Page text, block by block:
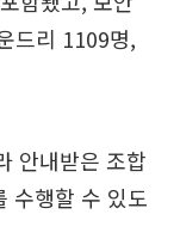
드리 1109명,
안내받은 조합
수행할 수 있도